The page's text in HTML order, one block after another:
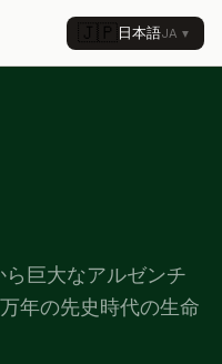
🇯🇵日本語JA ▼
巨大なアルゼンチ
年の先史時代の生命